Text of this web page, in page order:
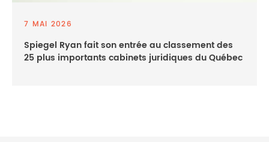
7 MAI 2026
Spiegel Ryan fait son entrée au classement des
25 plus importants cabinets juridiques du Québec